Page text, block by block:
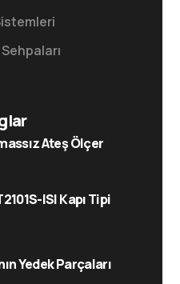
Ateş Ölçer
ISI Kapı Tipi
Yedek Parçaları